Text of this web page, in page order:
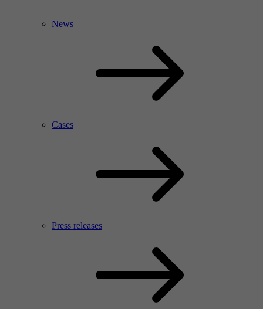
News
Cases
Press releases